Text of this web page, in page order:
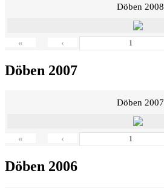
Döben 2008
« ‹
Döben 2007
Döben 2007
« ‹
Döben 2006